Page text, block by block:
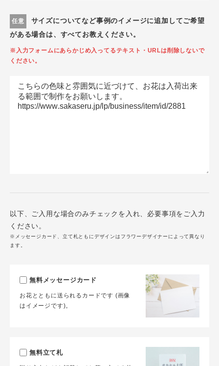
任意
サイズについてなど事例のイメージに追加してご希望
がある場合は、すべてお教えください。
※入力フォームにあらかじめ入ってるテキスト・URLは削除しないで
ください。
以下、ご入用な場合のみチェックを入れ、必要事項をご入力
ください。
※メッセージカード、立て札ともにデザインはフラワーデザイナーによって異なり
ます。
無料メッセージカード
お花とともに送られるカードです (画像
はイメージです)。
無料立て札